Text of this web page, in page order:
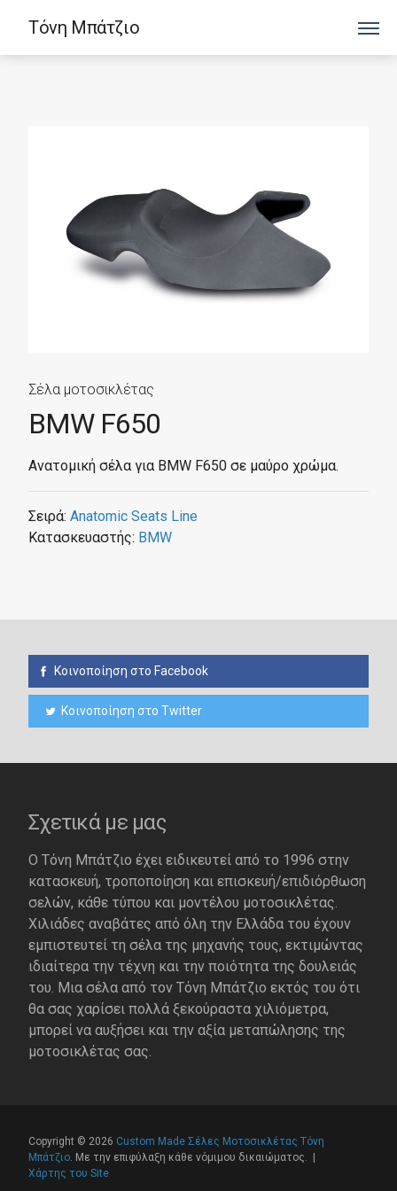
Τόνη Μπάτζιο
Σέλα μοτοσικλέτας
BMW F650
Ανατομική σέλα για BMW F650 σε μαύρο χρώμα.
Σειρά: Anatomic Seats Line
Κατασκευαστής: BMW
Κοινοποίηση στο Facebook
Κοινοποίηση στο Twitter
Σχετικά με μας
Ο Τόνη Μπάτζιο έχει ειδικευτεί από το 1996 στην
κατασκευή, τροποποίηση και επισκευή/επιδιόρθωση
σελών, κάθε τύπου και μοντέλου μοτοσικλέτας.
Χιλιάδες αναβάτες από όλη την Ελλάδα του έχουν
εμπιστευτεί τη σέλα της μηχανής τους, εκτιμώντας
ιδιαίτερα την τέχνη και την ποιότητα της δουλειάς
του. Μια σέλα από τον Τόνη Μπάτζιο εκτός του ότι
θα σας χαρίσει πολλά ξεκούραστα χιλιόμετρα,
μπορεί να αυξήσει και την αξία μεταπώλησης της
μοτοσικλέτας σας.
Copyright © 2026 Custom Made Σέλες Μοτοσικλέτας Τόνη
Μπάτζιο. Με την επιφύλαξη κάθε νόμιμου δικαιώματος. |
Χάρτης του Site